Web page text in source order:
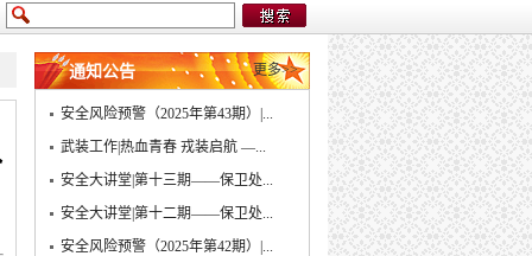
通知公告 更多>>
安全风险预警（2025年第43期）|...
武装工作|热血青春 戎装启航 —...
安全大讲堂|第十三期——保卫处...
安全大讲堂|第十二期——保卫处...
安全风险预警（2025年第42期）|...